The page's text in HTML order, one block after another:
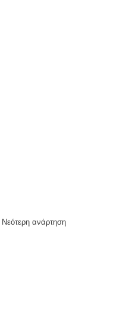
Νεότερη ανάρτηση